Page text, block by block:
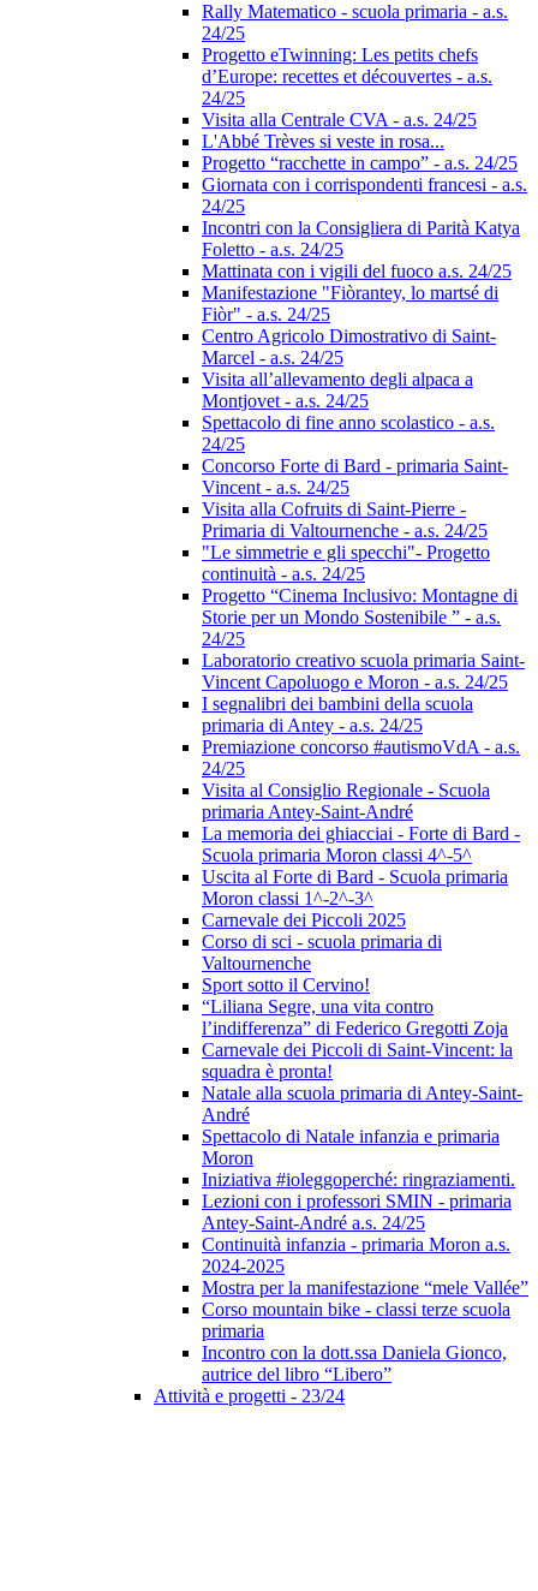
Rally Matematico - scuola primaria - a.s.
24/25
Progetto eTwinning: Les petits chefs
d’Europe: recettes et découvertes - a.s.
24/25
Visita alla Centrale CVA - a.s. 24/25
L'Abbé Trèves si veste in rosa...
Progetto “racchette in campo” - a.s. 24/25
Giornata con i corrispondenti francesi - a.s.
24/25
Incontri con la Consigliera di Parità Katya
Foletto - a.s. 24/25
Mattinata con i vigili del fuoco a.s. 24/25
Manifestazione "Fiòrantey, lo martsé di
Fiòr" - a.s. 24/25
Centro Agricolo Dimostrativo di Saint-
Marcel - a.s. 24/25
Visita all’allevamento degli alpaca a
Montjovet - a.s. 24/25
Spettacolo di fine anno scolastico - a.s.
24/25
Concorso Forte di Bard - primaria Saint-
Vincent - a.s. 24/25
Visita alla Cofruits di Saint-Pierre -
Primaria di Valtournenche - a.s. 24/25
"Le simmetrie e gli specchi"- Progetto
continuità - a.s. 24/25
Progetto “Cinema Inclusivo: Montagne di
Storie per un Mondo Sostenibile ” - a.s.
24/25
Laboratorio creativo scuola primaria Saint-
Vincent Capoluogo e Moron - a.s. 24/25
I segnalibri dei bambini della scuola
primaria di Antey - a.s. 24/25
Premiazione concorso #autismoVdA - a.s.
24/25
Visita al Consiglio Regionale - Scuola
primaria Antey-Saint-André
La memoria dei ghiacciai - Forte di Bard -
Scuola primaria Moron classi 4^-5^
Uscita al Forte di Bard - Scuola primaria
Moron classi 1^-2^-3^
Carnevale dei Piccoli 2025
Corso di sci - scuola primaria di
Valtournenche
Sport sotto il Cervino!
“Liliana Segre, una vita contro
l’indifferenza” di Federico Gregotti Zoja
Carnevale dei Piccoli di Saint-Vincent: la
squadra è pronta!
Natale alla scuola primaria di Antey-Saint-
André
Spettacolo di Natale infanzia e primaria
Moron
Iniziativa #ioleggoperché: ringraziamenti.
Lezioni con i professori SMIN - primaria
Antey-Saint-André a.s. 24/25
Continuità infanzia - primaria Moron a.s.
2024-2025
Mostra per la manifestazione “mele Vallée”
Corso mountain bike - classi terze scuola
primaria
Incontro con la dott.ssa Daniela Gionco,
autrice del libro “Libero”
Attività e progetti - 23/24